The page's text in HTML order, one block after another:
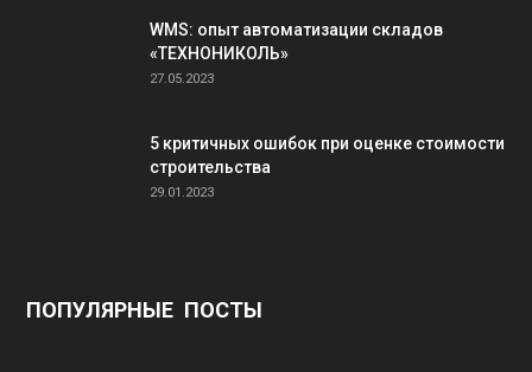
WMS: опыт автоматизации складов
«ТЕХНОНИКОЛЬ»
27.05.2023
5 критичных ошибок при оценке стоимости
строительства
29.01.2023
ПОПУЛЯРНЫЕ ПОСТЫ